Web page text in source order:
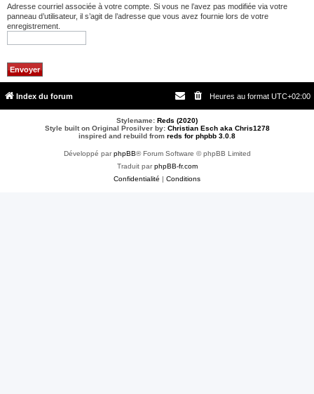
Adresse courriel associée à votre compte. Si vous ne l’avez pas modifiée via votre
panneau d’utilisateur, il s’agit de l’adresse que vous avez fournie lors de votre
enregistrement.
Index du forum Heures au format UTC+02:00
Stylename: Reds (2020)
Style built on Original Prosilver by: Christian Esch aka Chris1278
inspired and rebuild from reds for phpbb 3.0.8
Développé parphpBB® Forum Software © phpBB Limited
Traduit parphpBB-fr.com
Confidentialité | Conditions